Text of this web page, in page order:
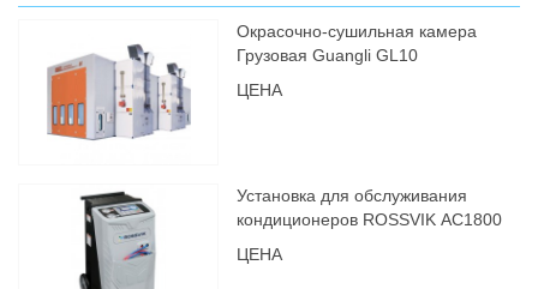
Окрасочно-сушильная камера
Грузовая Guangli GL10
ЦЕНА
Установка для обслуживания
кондиционеров ROSSVIK АС1800
ЦЕНА